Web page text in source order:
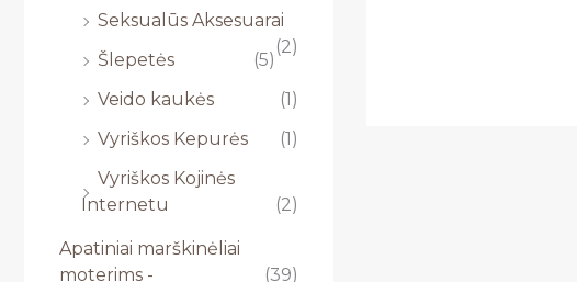
Seksualūs Aksesuarai
(2)
Šlepetės
(5)
Veido kaukės
(1)
Vyriškos Kepurės
(1)
Vyriškos Kojinės
Internetu
(2)
Apatiniai marškinėliai
moterims -
(39)